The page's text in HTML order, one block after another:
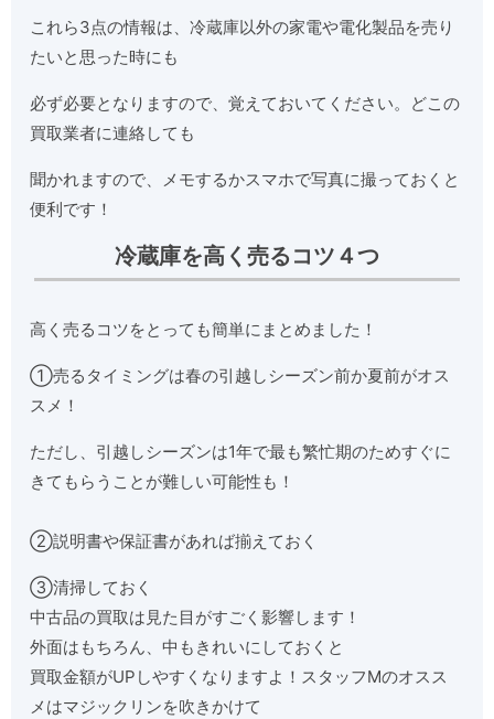
これら3点の情報は、冷蔵庫以外の家電や電化製品を売り
たいと思った時にも
必ず必要となりますので、覚えておいてください。どこの
買取業者に連絡しても
聞かれますので、メモするかスマホで写真に撮っておくと
便利です！
冷蔵庫を高く売るコツ４つ
高く売るコツをとっても簡単にまとめました！
①売るタイミングは春の引越しシーズン前か夏前がオス
スメ！
ただし、引越しシーズンは1年で最も繁忙期のためすぐに
きてもらうことが難しい可能性も！
②説明書や保証書があれば揃えておく
③清掃しておく
中古品の買取は見た目がすごく影響します！
外面はもちろん、中もきれいにしておくと
買取金額がUPしやすくなりますよ！スタッフMのオスス
メはマジックリンを吹きかけて